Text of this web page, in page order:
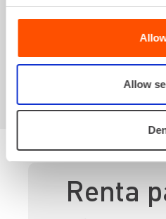
Allow
Sinua
kiinnostaa
Renta